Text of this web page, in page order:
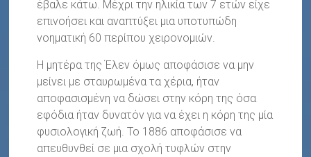
έβαλε κάτω. Μέχρι την ηλικία των 7 ετών είχε
επινοήσει και αναπτύξει μια υποτυπώδη
νοηματική 60 περίπου χειρονομιών.
Η μητέρα της Έλεν όμως αποφάσισε να μην
μείνει με σταυρωμένα τα χέρια, ήταν
αποφασισμένη να δώσει στην κόρη της όσα
εφόδια ήταν δυνατόν για να έχει η κόρη της μία
φυσιολογική ζωή. Το 1886 αποφάσισε να
απευθυνθεί σε μια σχολή τυφλών στην